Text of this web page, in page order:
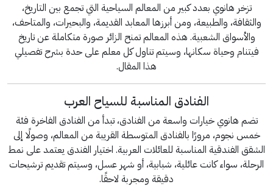
تزخر هانوي بعدد كبير من المعالم السياحية التي تجمع بين التاريخ،
والثقافة، والطبيعة، ومن أبرزها المعابد القديمة، والبحيرات، والمتاحف،
والأسواق الشعبية. هذه المعالم تمنح الزائر صورة متكاملة عن تاريخ
فيتنام وحياة سكانها، وسيتم تناول كل معلم على حدة بشرح تفصيلي
هذا المقال.
الفنادق المناسبة للسياح العرب
تضم هانوي خيارات واسعة من الفنادق، تبدأ من الفنادق الفاخرة فئة
خمس نجوم، مرورًا بالفنادق المتوسطة القريبة من المعالم، وصولًا إلى
الشقق الفندقية المناسبة للعائلات العربية. اختيار الفندق يعتمد على نمط
الرحلة، سواء كانت عائلية، شبابية، أو شهر عسل، وسيتم تقديم ترشيحات
دقيقة ومجربة لاحقًا.